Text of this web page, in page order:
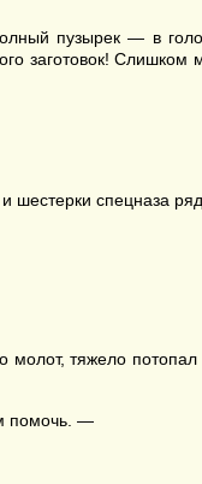
пузырек — в
заготовок! Слишком
шестерки спецназа
тяжело потопал
помочь. —